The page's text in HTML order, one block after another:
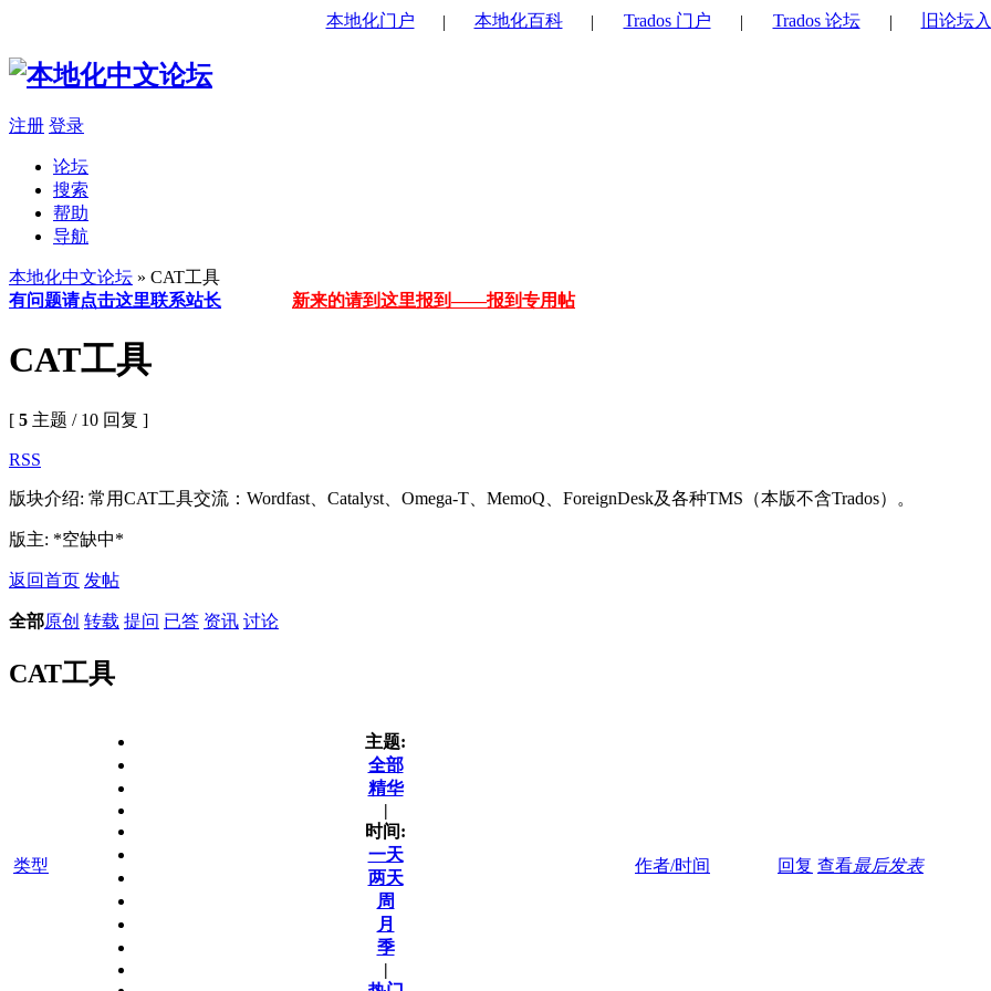
本地化门户 | 本地化百科 | Trados 门户 | Trados 论坛 | 旧论坛
注册 登录
论坛
搜索
帮助
导航
本地化中文论坛 » CAT工具
有问题请点击这里联系站长
新来的请到这里报到——报到专用帖
CAT工具
[ 5 主题 / 10 回复 ]
RSS
版块介绍: 常用CAT工具交流：Wordfast、Catalyst、Omega-T、MemoQ、ForeignDesk及各种TMS（本版不含Trados）。
版主: *空缺中*
返回首页 发帖
全部原创 转载 提问 已答 资讯 讨论
CAT工具
类型
主题:
全部
精华
|
时间:
一天
两天
周
月
季
|
作者/时间 回复 查看最后发表